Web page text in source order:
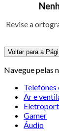
Revise a
Voltar para a
Navegue pelas
Telefones
Ar e
Gamer
Áudio